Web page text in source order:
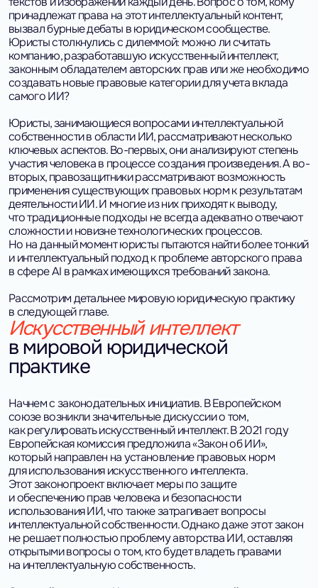
принадлежат права на этот интеллектуальный контент,
вызвал бурные дебаты в юридическом сообществе.
Юристы столкнулись с дилеммой: можно ли считать
компанию, разработавшую искусственный интеллект,
законным обладателем авторских прав или же необходимо
создавать новые правовые категории для учета вклада
самого ИИ?
Юристы, занимающиеся вопросами интеллектуальной
собственности в области ИИ, рассматривают несколько
ключевых аспектов. Во-первых, они анализируют степень
участия человека в процессе создания произведения. А во-
вторых, правозащитники рассматривают возможность
применения существующих правовых норм к результатам
деятельности ИИ. И многие из них приходят к выводу,
что традиционные подходы не всегда адекватно отвечают
сложности и новизне технологических процессов.
Но на данный момент юристы пытаются найти более тонкий
и интеллектуальный подход к проблеме авторского права
в сфере AI в рамках имеющихся требований закона.
Рассмотрим детальнее мировую юридическую практику
в следующей главе.
Искусственный интеллект
в мировой юридической
практике
Начнем с законодательных инициатив. В Европейском
союзе возникли значительные дискуссии о том,
как регулировать искусственный интеллект. В 2021 году
Европейская комиссия предложила «Закон об ИИ»,
который направлен на установление правовых норм
для использования искусственного интеллекта.
Этот законопроект включает меры по защите
и обеспечению прав человека и безопасности
использования ИИ, что также затрагивает вопросы
интеллектуальной собственности. Однако даже этот закон
не решает полностью проблему авторства ИИ, оставляя
открытыми вопросы о том, кто будет владеть правами
на интеллектуальную собственность.